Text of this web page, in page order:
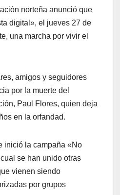
norteña anunció que
digital», el jueves 27 de
una marcha por vivir el
amigos y seguidores
por la muerte del
Paul Flores, quien deja
en la orfandad.
inició la campaña «No
se han unido otras
vienen siendo
por grupos